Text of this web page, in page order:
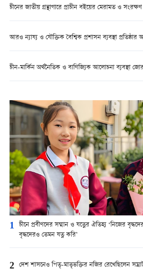
চীনের জাতীয় গ্রন্থাগারে প্রাচীন বইয়ের মেরামত ও সংরক্ষণ
আরও ন্যায্য ও যৌক্তিক বৈশ্বিক প্রশাসন ব্যবস্থা প্রতিষ্ঠার
চীন-মার্কিন অর্থনৈতিক ও বাণিজ্যিক আলোচনা ব্যবস্থা
1 চীনে প্রবীণদের সম্মান ও যত্নের ঐতিহ্য ‘নিজের
বৃদ্ধদেরও তেমন যত্ন করি’
2 দেশ শাসনেও পিতৃ-মাতৃভক্তির নজির রেখেছিলেন